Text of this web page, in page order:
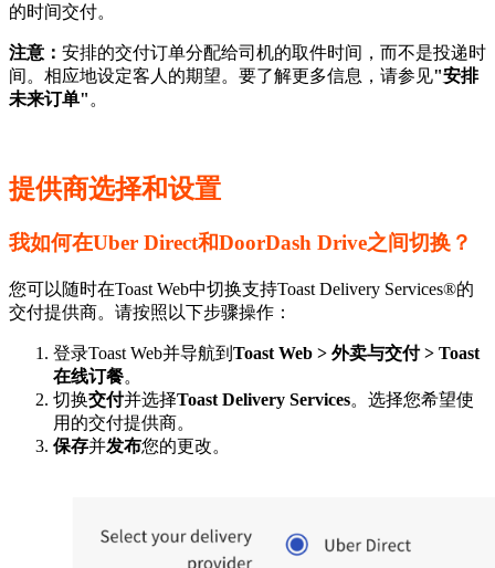
的时间交付。
注意： 安排的交付订单分配给司机的取件时间，而不是投递时
间。相应地设定客人的期望。要了解更多信息，请参见"安排
未来订单" 。
提供商选择和设置
我如何在Uber Direct和DoorDash Drive之间切换？
您可以随时在Toast Web中切换支持Toast Delivery Services®的
交付提供商。请按照以下步骤操作：
登录Toast Web并导航到 Toast Web > 外卖与交付 > Toast
在线订餐。
切换交付并选择Toast Delivery Services。选择您希望使
用的交付提供商。
保存并发布您的更改。